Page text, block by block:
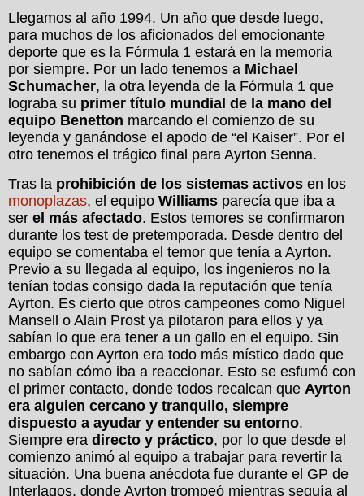
Llegamos al año 1994. Un año que desde luego,
para muchos de los aficionados del emocionante
deporte que es la Fórmula 1 estará en la memoria
por siempre. Por un lado tenemos a Michael
Schumacher, la otra leyenda de la Fórmula 1 que
lograba su primer título mundial de la mano del
equipo Benetton marcando el comienzo de su
leyenda y ganándose el apodo de “el Kaiser”. Por el
otro tenemos el trágico final para Ayrton Senna.
Tras la prohibición de los sistemas activos en los
monoplazas, el equipo Williams parecía que iba a
ser el más afectado. Estos temores se confirmaron
durante los test de pretemporada. Desde dentro del
equipo se comentaba el temor que tenía a Ayrton.
Previo a su llegada al equipo, los ingenieros no la
tenían todas consigo dada la reputación que tenía
Ayrton. Es cierto que otros campeones como Niguel
Mansell o Alain Prost ya pilotaron para ellos y ya
sabían lo que era tener a un gallo en el equipo. Sin
embargo con Ayrton era todo más místico dado que
no sabían cómo iba a reaccionar. Esto se esfumó con
el primer contacto, donde todos recalcan que Ayrton
era alguien cercano y tranquilo, siempre
dispuesto a ayudar y entender su entorno.
Siempre era directo y práctico, por lo que desde el
comienzo animó al equipo a trabajar para revertir la
situación. Una buena anécdota fue durante el GP de
Interlagos, donde Ayrton trompeó mientras seguía al